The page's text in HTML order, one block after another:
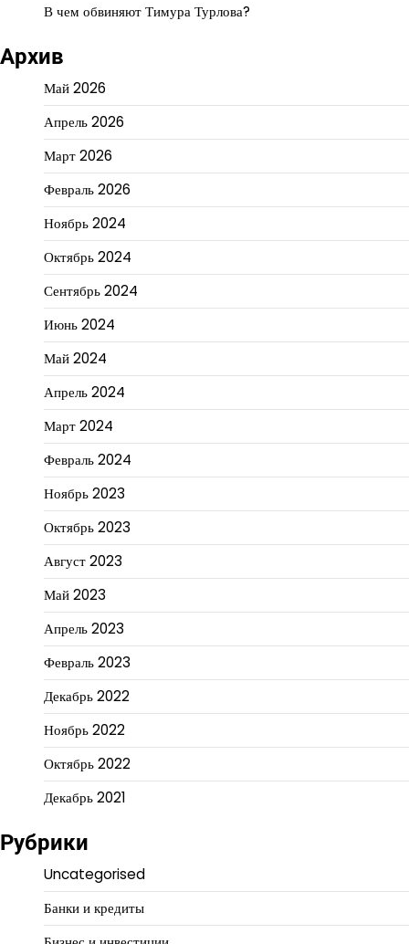
В чем обвиняют Тимура Турлова?
Архив
Май 2026
Апрель 2026
Март 2026
Февраль 2026
Ноябрь 2024
Октябрь 2024
Сентябрь 2024
Июнь 2024
Май 2024
Апрель 2024
Март 2024
Февраль 2024
Ноябрь 2023
Октябрь 2023
Август 2023
Май 2023
Апрель 2023
Февраль 2023
Декабрь 2022
Ноябрь 2022
Октябрь 2022
Декабрь 2021
Рубрики
Uncategorised
Банки и кредиты